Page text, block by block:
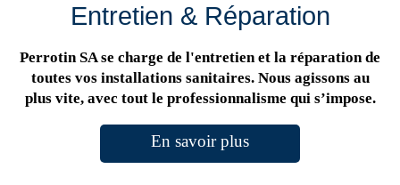
Entretien & Réparation
Perrotin SA se charge de l'entretien et la réparation de
toutes vos installations sanitaires. Nous agissons au
plus vite, avec tout le professionnalisme qui s’impose.
En savoir plus